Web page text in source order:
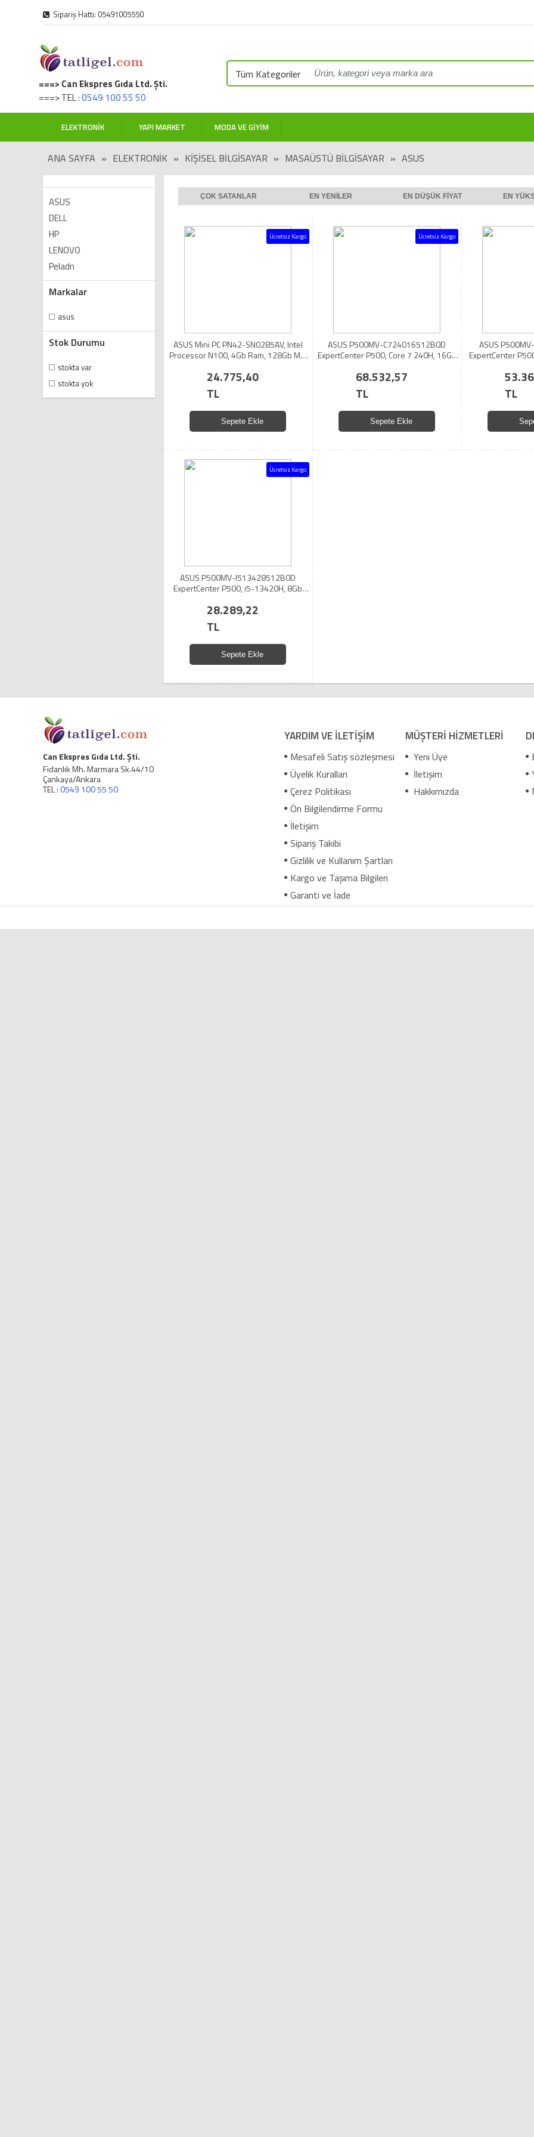
Sipariş Hattı: 05491005550
===> Can Ekspres Gıda Ltd. Şti.
===> TEL :0549 100 55 50
Tüm Kategoriler
ELEKTRONIK YAPI MARKET MODA VE GIYIM
ANA SAYFA » ELEKTRONIK » KİŞİSEL BİLGİSAYAR » MASAÜSTÜ BİLGİSAYAR » ASUS
ASUS
DELL
HP
LENOVO
Peladn
Markalar
asus
Stok Durumu
stokta var
stokta yok
ÇOK SATANLAR EN YENILER EN DÜŞÜK FIYAT EN
Ücretsiz Kargo
ASUS Mini PC PN42-SN0285AV, Intel
Processor N100, 4Gb Ram, 128Gb M.2
Ekran Kartı, Wi-Fi6E, Windows 11 Pro,
24.775,40
TL
Sepete Ekle
Ücretsiz Kargo
ASUS P500MV-C724016512B0D
ExpertCenter P500, Core 7 240H, 16Gb
Kartı, FreeDos, Mini Kule PC
68.532,57
TL
Sepete Ekle
ASUS
ExpertCenter
Kartı,
TL
Ücretsiz Kargo
ASUS P500MV-I513428512B0D
ExpertCenter P500, i5-13420H, 8Gb
Kartı, FreeDos, Mini Kule PC
28.289,22
TL
Sepete Ekle
Can Ekspres Gıda Ltd. Şti.
Fidanlık Mh. Marmara Sk.44/10
Çankaya/Ankara
TEL :0549 100 55 50
YARDIM VE İLETİŞİM
Mesafeli Satış sözleşmesi
Üyelik Kuralları
Çerez Politikası
Ön Bilgilendirme Formu
İletişim
Sipariş Takibi
Gizlilik ve Kullanım Şartları
Kargo ve Taşıma Bilgileri
Garanti ve İade
MÜŞTERİ HİZMETLERİ
Yeni Üye
İletişim
Hakkımızda